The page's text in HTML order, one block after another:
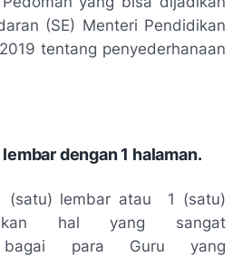
(SE) Menteri Pendidikan
tentang penyederhanaan
lembar dengan 1 halaman.
(satu) lembar atau 1 (satu)
hal yang sangat
bagai para Guru yang